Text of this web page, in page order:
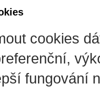
cookies
fungování